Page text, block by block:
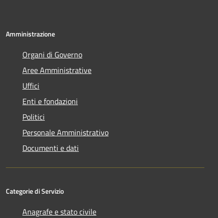
Amministrazione
Organi di Governo
Aree Amministrative
Uffici
Enti e fondazioni
Politici
Personale Amministrativo
Documenti e dati
Categorie di Servizio
Anagrafe e stato civile